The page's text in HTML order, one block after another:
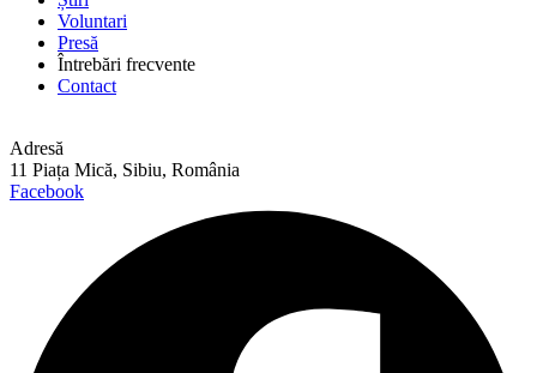
Voluntari
Presă
Întrebări frecvente
Contact
Adresă
11 Piața Mică, Sibiu, România
Facebook